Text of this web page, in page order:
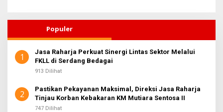
Populer
1
Jasa Raharja Perkuat Sinergi Lintas Sektor Melalui
FKLL di Serdang Bedagai
913 Dilihat
2
Pastikan Pekayanan Maksimal, Direksi Jasa Raharja
Tinjau Korban Kebakaran KM Mutiara Sentosa II
747 Dilihat